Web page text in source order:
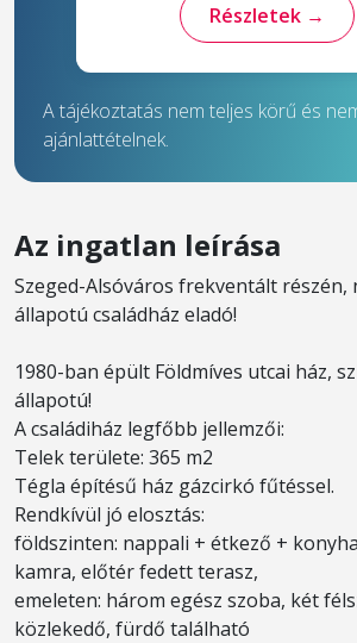
Részletek →
A tájékoztatás nem teljes körű és
ajánlattételnek.
Az ingatlan leírása
Szeged-Alsóváros frekventált részén,
állapotú családház eladó!
1980-ban épült Földmíves utcai ház,
állapotú!
A családiház legfőbb jellemzői:
Telek területe: 365 m2
Tégla építésű ház gázcirkó fűtéssel.
Rendkívül jó elosztás:
földszinten: nappali + étkező +
kamra, előtér fedett terasz,
emeleten: három egész szoba, két
közlekedő, fürdő található